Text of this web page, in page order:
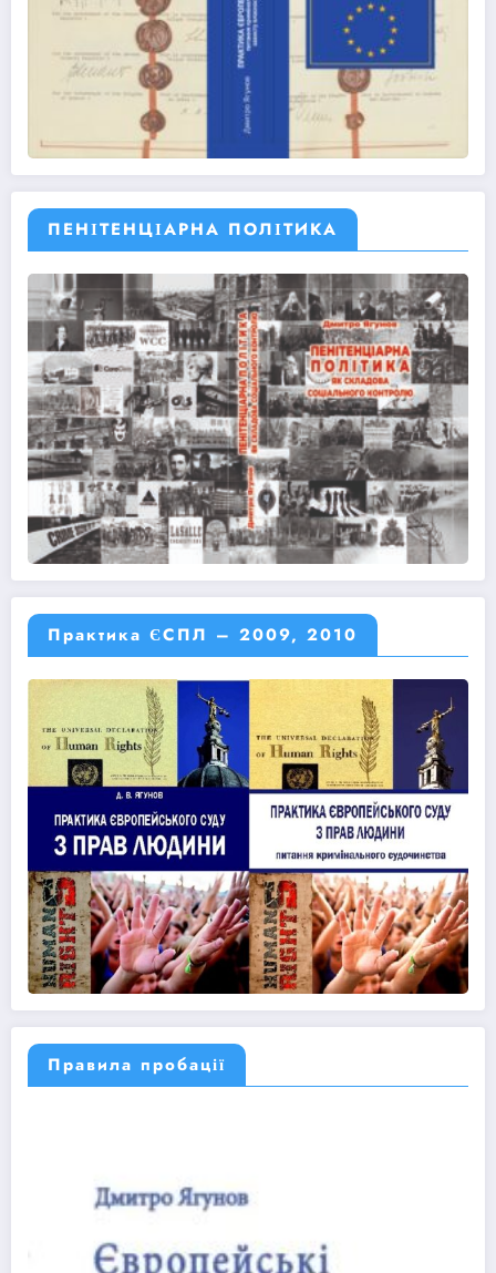
ПЕНІТЕНЦІАРНА ПОЛІТИКА
Практика ЄСПЛ – 2009, 2010
Правила пробації